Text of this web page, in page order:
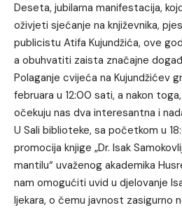
Deseta, jubilarna manifestacija,
oživjeti sjećanje na književnika,
publicistu Atifa Kujundžića, ove
a obuhvatiti zaista značajne
Polaganje cvijeća na Kujundžićev
februara u 12:00 sati, a nakon
očekuju nas dva interesantna i
U Sali biblioteke, sa početkom u
promocija knjige „Dr. Isak
mantilu“ uvaženog akademika
nam omogućiti uvid u djelovanje
ljekara, o čemu javnost zasigurno